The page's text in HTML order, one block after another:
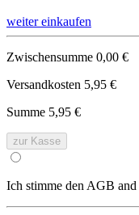
weiter einkaufen
Zwischensumme 0,00 €
Versandkosten 5,95 €
Summe 5,95 €
zur Kasse
Ich stimme den AGB